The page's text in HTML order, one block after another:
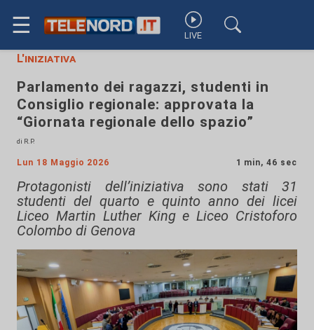
☰ LIVE
L'iniziativa
Parlamento dei ragazzi, studenti in
Consiglio regionale: approvata la
“Giornata regionale dello spazio”
di R.P.
Lun 18 Maggio 2026 1 min, 46 sec
Protagonisti dell’iniziativa sono stati 31
studenti del quarto e quinto anno dei licei
Liceo Martin Luther King e Liceo Cristoforo
Colombo di Genova